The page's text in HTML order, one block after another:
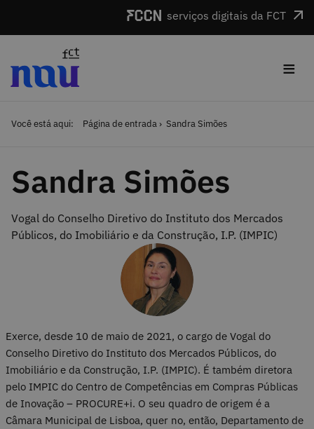
serviços digitais da FCT
≡
Você está aqui: Página de entrada Sandra Simões
Sandra Simões
Vogal do Conselho Diretivo do Instituto dos Mercados
Públicos, do Imobiliário e da Construção, I.P. (IMPIC)
Exerce, desde 10 de maio de 2021, o cargo de Vogal do
Conselho Diretivo do Instituto dos Mercados Públicos, do
Imobiliário e da Construção, I.P. (IMPIC). É também diretora
pelo IMPIC do Centro de Competências em Compras Públicas
de Inovação – PROCURE+i. O seu quadro de origem é a
Câmara Municipal de Lisboa, quer no, então, Departamento de